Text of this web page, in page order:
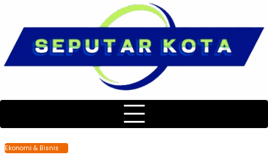
content
Ekonomi & Bisnis